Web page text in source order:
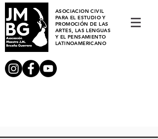
ASOCIACION CIVIL
PARA EL ESTUDIO Y
PROMOCIÓN DE LAS
ARTES, LAS LENGUAS
Y EL PENSAMIENTO
LATINOAMERICANO